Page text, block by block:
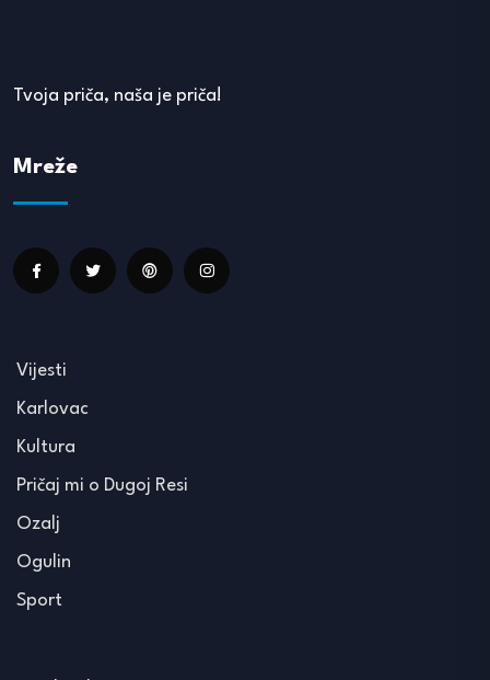
Tvoja priča, naša je priča!
Mreže
Vijesti
Karlovac
Kultura
Pričaj mi o Dugoj Resi
Ozalj
Ogulin
Sport